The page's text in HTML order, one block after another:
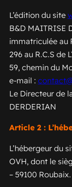
L’édition du site
B&D MAITRISE
immatriculée au
296 au R.C.S de
59, chemin du
e-mail :
Le Directeur de
DERDERIAN
Article 2 :
L’hébergeur du
OVH, dont le
– 59100 Roubaix.